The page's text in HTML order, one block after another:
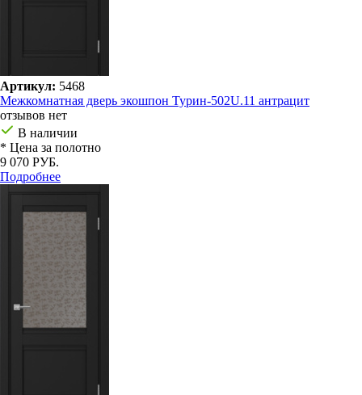
Артикул: 5468
Межкомнатная дверь экошпон Турин-502U.11 антрацит
отзывов нет
В наличии
* Цена за полотно
9 070 РУБ.
Подробнее